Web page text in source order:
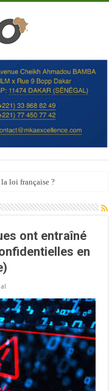
loi française ?
ont entraîné
en